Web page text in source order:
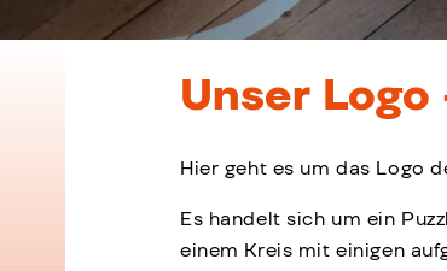
Unser
Hier geht es um das Logo
Es handelt sich um ein
einem Kreis mit einigen